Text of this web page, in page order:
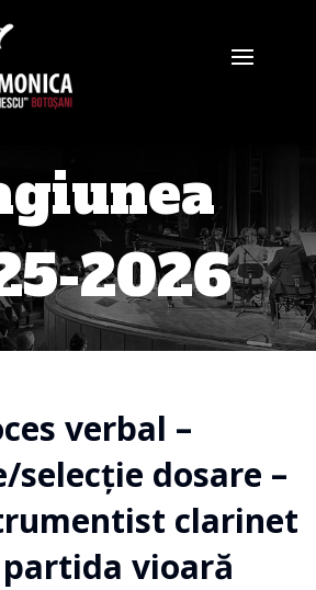
2026
verbal –
dosare –
clarinet
vioară